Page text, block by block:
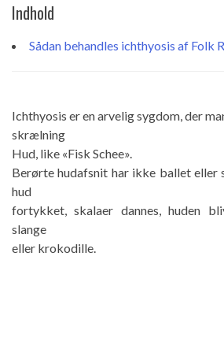
Indhold
Sådan behandles ichthyosis af Folk
Ichthyosis er en arvelig sygdom, der
skrælning
Hud, like «Fisk Schee».
Berørte hudafsnit har ikke ballet eller
hud
fortykket, skalaer dannes, huden
slange
eller krokodille.